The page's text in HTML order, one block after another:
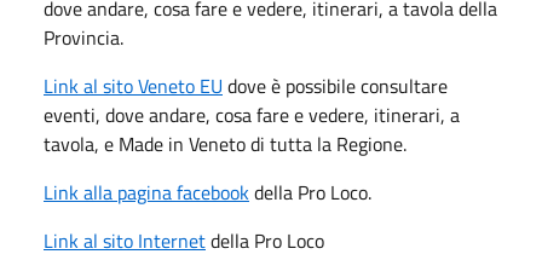
dove andare, cosa fare e vedere, itinerari, a tavola della
Provincia.
Link al sito Veneto EU dove è possibile consultare
eventi, dove andare, cosa fare e vedere, itinerari, a
tavola, e Made in Veneto di tutta la Regione.
Link alla pagina facebookdella Pro Loco.
Link al sito Internetdella Pro Loco